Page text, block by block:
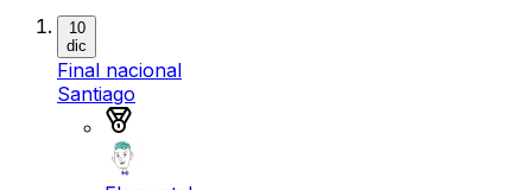
10
dic
Final nacional
Santiago